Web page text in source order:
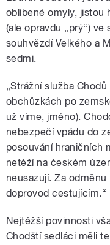
oblíbené omyly, jistou
(ale opravdu „prý“)
souhvězdí Velkého a
sedmi.
„Strážní služba
obchůzkách po
už víme, jméno).
nebezpečí vpádu do
posouvání hraničních
netěží na českém
neusazují. Za
doprovod cestujícím.“
Nejtěžší povinnosti
Chodští sedláci měli